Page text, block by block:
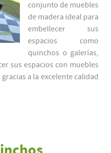
conjunto de muebles
de madera ideal para
embellecer sus
espacios como
quinchos o galerías,
sus espacios con muebles
a la excelente calidad